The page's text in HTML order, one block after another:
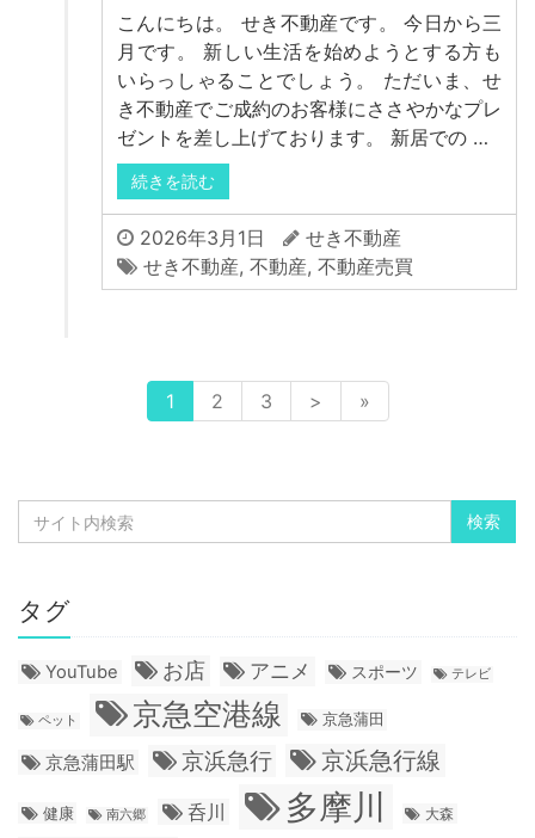
こんにちは。 せき不動産です。 今日から三
月です。 新しい生活を始めようとする方も
いらっしゃることでしょう。 ただいま、せ
き不動産でご成約のお客様にささやかなプレ
ゼントを差し上げております。 新居での …
続きを読む
2026年3月1日
せき不動産
せき不動産, 不動産, 不動産売買
1 2 3 > »
タグ
YouTube お店 アニメ スポーツ テレビ
ペット 京急空港線 京急蒲田
京急蒲田駅 京浜急行 京浜急行線
健康 南六郷 呑川 多摩川 大森